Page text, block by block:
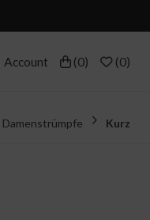
Account (0) (0)
Damenstrümpfe Kurz